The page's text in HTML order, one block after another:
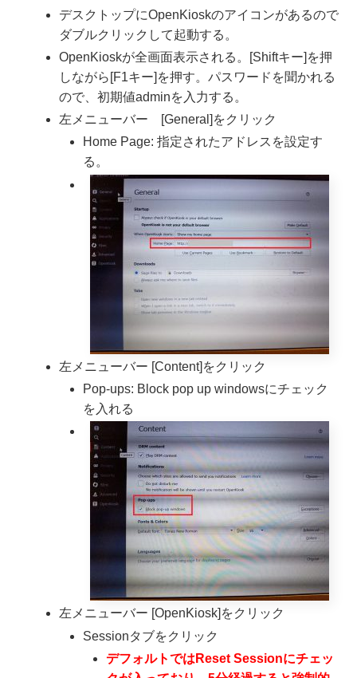
デスクトップにOpenKioskのアイコンがあるので
ダブルクリックして起動する。
OpenKioskが全画面表示される。[Shiftキー]を押
しながら[F1キー]を押す。パスワードを聞かれる
ので、初期値adminを入力する。
左メニューバー [General]をクリック
Home Page: 指定されたアドレスを設定す
る。
左メニューバー [Content]をクリック
Pop-ups: Block pop up windowsにチェック
を入れる
左メニューバー [OpenKiosk]をクリック
Sessionタブをクリック
デフォルトではReset Sessionにチェッ